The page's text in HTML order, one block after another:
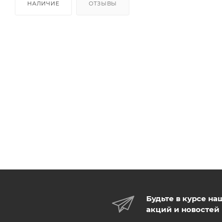
НАЛИЧИЕ ОТЗЫВЫ
Будьте в курсе
акций и новостей